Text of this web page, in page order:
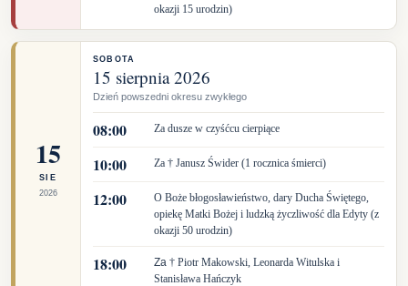
okazji 15 urodzin)
15
SIE
2026
SOBOTA
15 sierpnia 2026
Dzień powszedni okresu zwykłego
08:00 Za dusze w czyśćcu cierpiące
10:00 Za † Janusz Świder (1 rocznica śmierci)
12:00
O Boże błogosławieństwo, dary Ducha Świętego,
opiekę Matki Bożej i ludzką życzliwość dla Edyty (z
okazji 50 urodzin)
18:00 Za † Piotr Makowski, Leonarda Witulska i
Stanisława Hańczyk